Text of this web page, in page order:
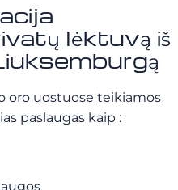
lėktuvą iš
oro uostuose teikiamos
paslaugas kaip :